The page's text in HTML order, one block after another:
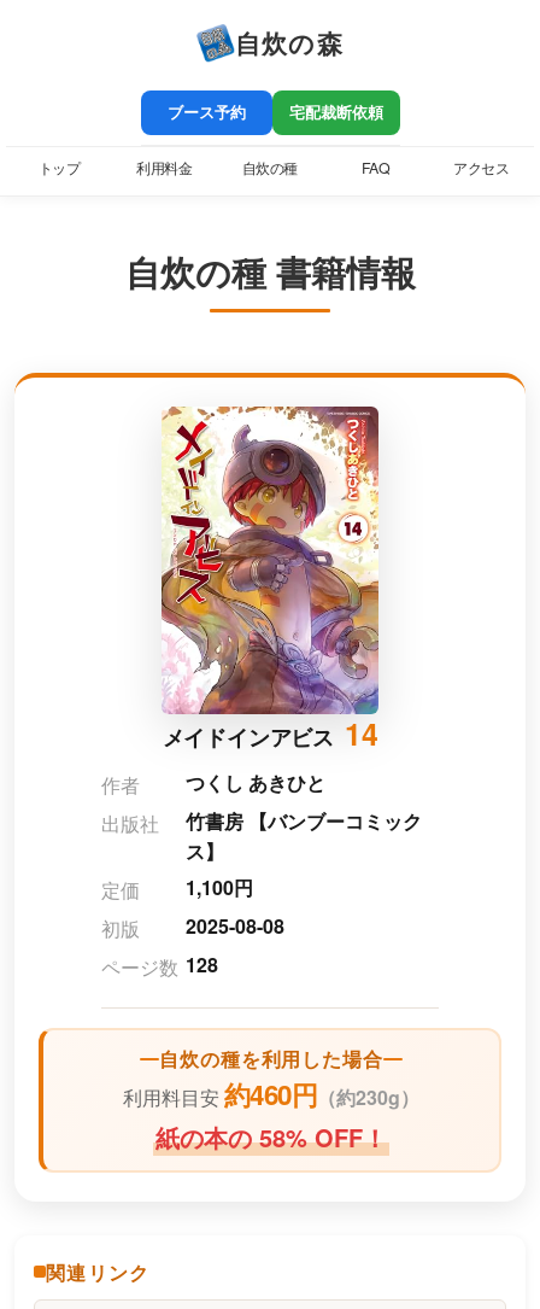
自炊の森
ブース予約 宅配裁断依頼
トップ 利用料金 自炊の種 FAQ アクセス
自炊の種 書籍情報
メイドインアビス 14
作者
つくし あきひと
出版社
竹書房 【バンブーコミック
ス】
定価
1,100円
初版
2025-08-08
ページ数 128
自炊の種を利用した場合
利用料目安 約460円 （約230g）
紙の本の 58% OFF！
関連リンク